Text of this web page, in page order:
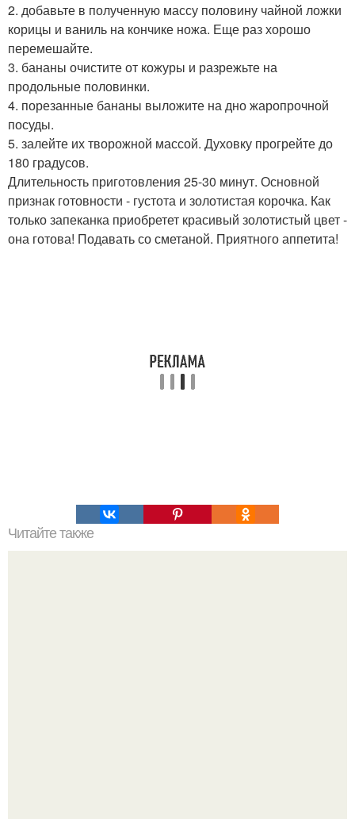
2. добавьте в полученную массу половину чайной ложки
корицы и ваниль на кончике ножа. Еще раз хорошо
перемешайте.
3. бананы очистите от кожуры и разрежьте на
продольные половинки.
4. порезанные бананы выложите на дно жаропрочной
посуды.
5. залейте их творожной массой. Духовку прогрейте до
180 градусов.
Длительность приготовления 25-30 минут. Основной
признак готовности - густота и золотистая корочка. Как
только запеканка приобретет красивый золотистый цвет -
она готова! Подавать со сметаной. Приятного аппетита!
Читайте также